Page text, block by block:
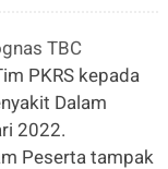
PKRS kepada
Dalam
2022.
Peserta tampak